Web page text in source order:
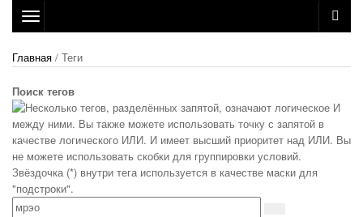
Toggle
navigation
Главная / Теги
Поиск тегов